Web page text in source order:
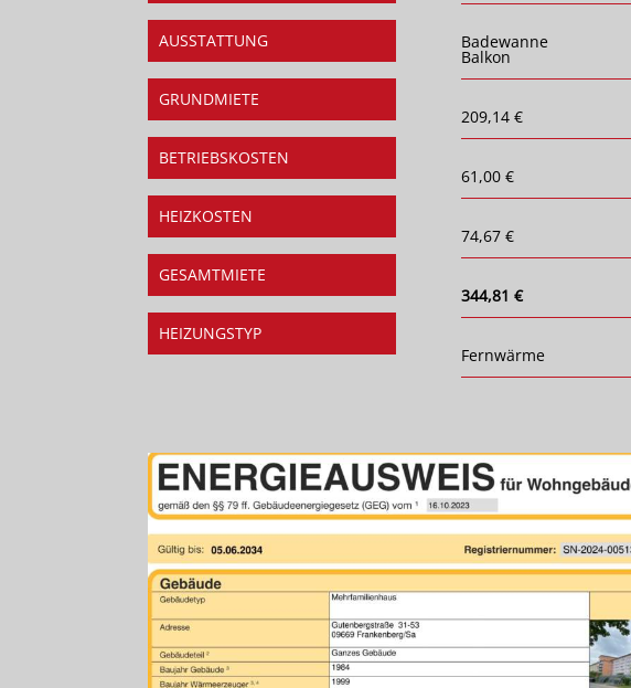
AUSSTATTUNG
GRUNDMIETE
BETRIEBSKOSTEN
HEIZKOSTEN
GESAMTMIETE
HEIZUNGSTYP
Badewanne
Balkon
209,14 €
61,00 €
74,67 €
344,81 €
Fernwärme